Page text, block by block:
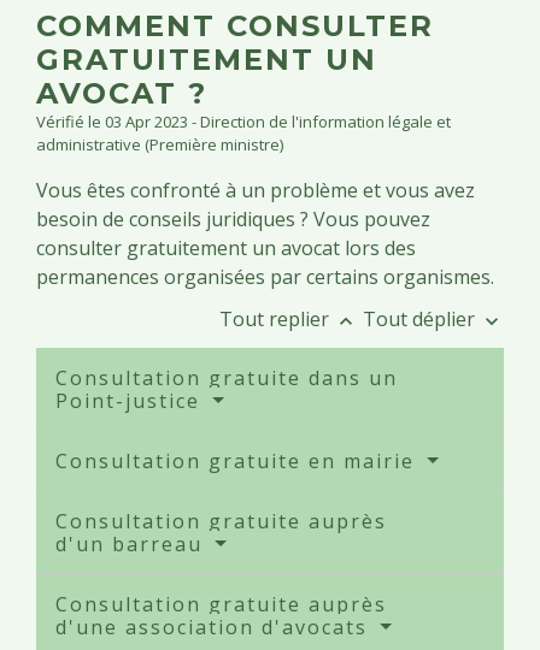
COMMENT CONSULTER
GRATUITEMENT UN
AVOCAT ?
Vérifié le 03 Apr 2023 - Direction de l'information légale et
administrative (Première ministre)
Vous êtes confronté à un problème et vous avez
besoin de conseils juridiques ? Vous pouvez
consulter gratuitement un avocat lors des
permanences organisées par certains organismes.
Tout replier keyboard_arrow_up Tout déplier keyboard_arrow_down
Consultation gratuite dans un
Point-justice
Consultation gratuite en mairie
Consultation gratuite auprès
d'un barreau
Consultation gratuite auprès
d'une association d'avocats